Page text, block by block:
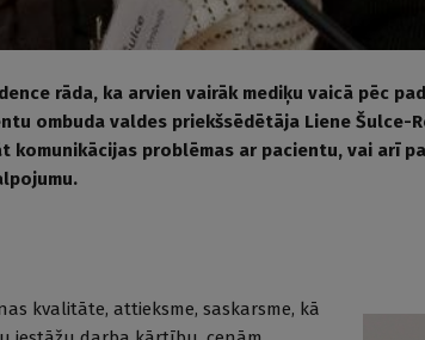
rāda, ka arvien vairāk mediķu vaicā pēc
ombuda valdes priekšsēdētāja Liene Šulce-
problēmas ar pacientu, vai arī
kvalitāte, attieksme, saskarsme, kā